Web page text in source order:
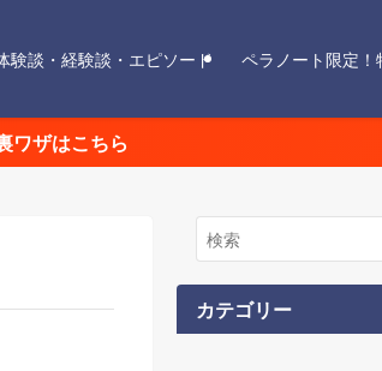
験談・経験談・エピソード ペラノート限定！
ワザはこちら
カテゴリー